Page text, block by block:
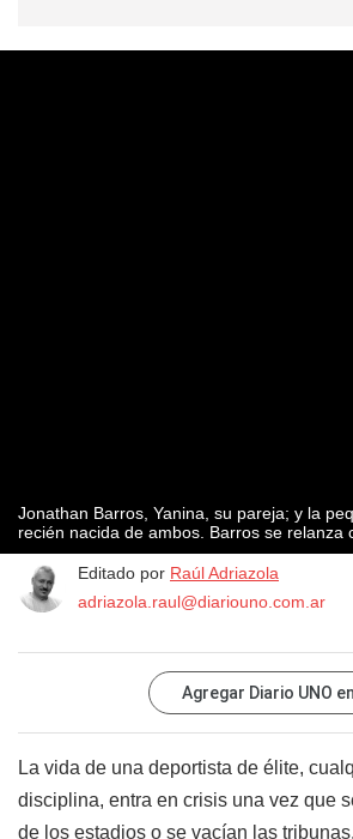
Jonathan Barros, Yanina, su pareja; y la
recién nacida de ambos. Barros se relanza
Editado por Raúl Adriazola
adriazola.raul@diariouno.com.ar
Agregar Diario UNO en
La vida de una deportista de élite,
disciplina, entra en crisis una vez que
de los estadios o se vacían las